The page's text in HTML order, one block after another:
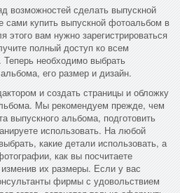
возможностей сделать выпускной
купить выпускной фотоальбом в
вам нужно зарегистрироваться
полный доступ ко всем
необходимо выбрать
его размер и дизайн.
и создать страницы и обложку
Мы рекомендуем прежде, чем
выпускного альбома, подготовить
использовать. На любой
какие детали использовать, а
как вы посчитаете
их размеры. Если у вас
фирмы с удовольствием